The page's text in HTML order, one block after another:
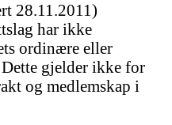
28.11.2011)
har ikke
ordinære eller
gjelder ikke for
og medlemskap i